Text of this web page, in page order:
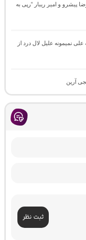
پیشرو و امیر ریبار “رپی به
نمیمونه علیل لال درد از
آرین
ثبت نظر